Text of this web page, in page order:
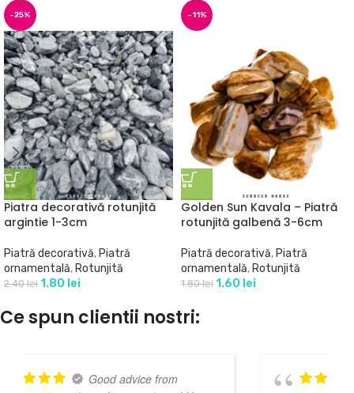
-25%
Piatra decorativă rotunjită
argintie 1-3cm
Piatră decorativă, Piatră
ornamentală, Rotunjită
2.40lei 1.80 lei
-11%
Golden Sun Kavala – Piatră
rotunjită galbenă 3-6cm
Piatră decorativă, Piatră
ornamentală, Rotunjită
1.80lei 1.60 lei
Ce spun clientii nostri:
Recomand,foarte serioși!